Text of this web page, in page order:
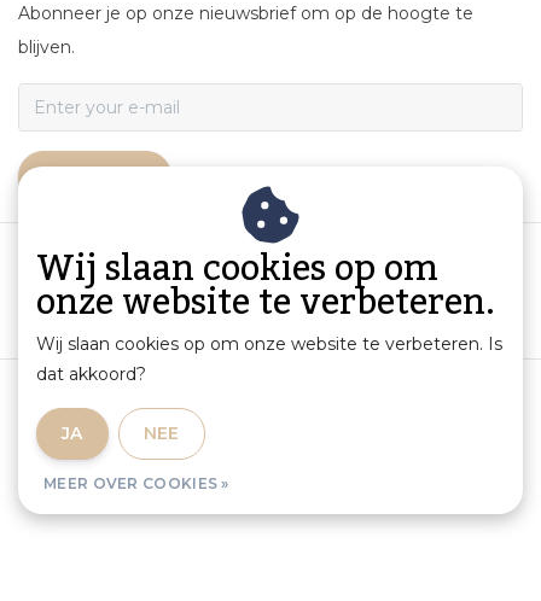
Abonneer je op onze nieuwsbrief om op de hoogte te
blijven.
Productinformatie en aansprakelijkheid
Sitemap
Wij slaan cookies op om
onze website te verbeteren.
Wij slaan cookies op om onze website te verbeteren. Is
dat akkoord?
JA NEE
MEER OVER COOKIES »